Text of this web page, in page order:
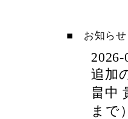
■ お知らせ
2026-
追加
畠中
まで）